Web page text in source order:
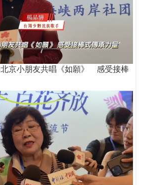
北京小朋友共唱《如願》 感受接棒